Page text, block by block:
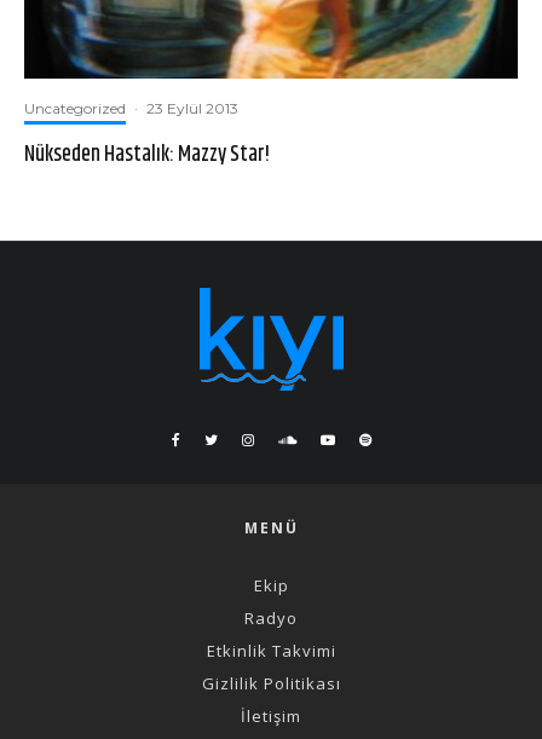
Uncategorized · 23 Eylül 2013
Nükseden Hastalık: Mazzy Star!
MENÜ
Ekip
Radyo
Etkinlik Takvimi
Gizlilik Politikası
İletişim